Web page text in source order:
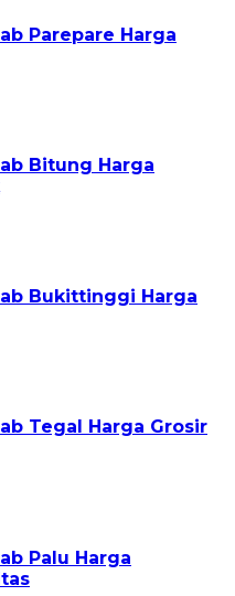
Parepare Harga
Bitung Harga
Bukittinggi Harga
Tegal Harga Grosir
Palu Harga